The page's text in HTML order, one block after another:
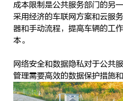
成本限制是公共服务部门的另
采用经济的车联网方案和云服
器和手动流程，提高车辆的工
本。
网络安全和数据隐私对于公共
管理需要高效的数据保护措施